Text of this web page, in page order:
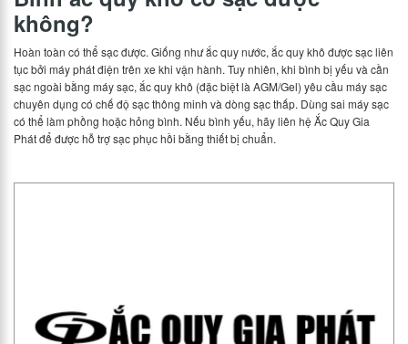
không?
Hoàn toàn có thể sạc được. Giống như ắc quy nước, ắc quy khô được sạc liên
tục bởi máy phát điện trên xe khi vận hành. Tuy nhiên, khi bình bị yếu và cần
sạc ngoài bằng máy sạc, ắc quy khô (đặc biệt là AGM/Gel) yêu cầu máy sạc
chuyên dụng có chế độ sạc thông minh và dòng sạc thấp. Dùng sai máy sạc
có thể làm phồng hoặc hỏng bình. Nếu bình yếu, hãy liên hệ Ắc Quy Gia
Phát để được hỗ trợ sạc phục hồi bằng thiết bị chuẩn.